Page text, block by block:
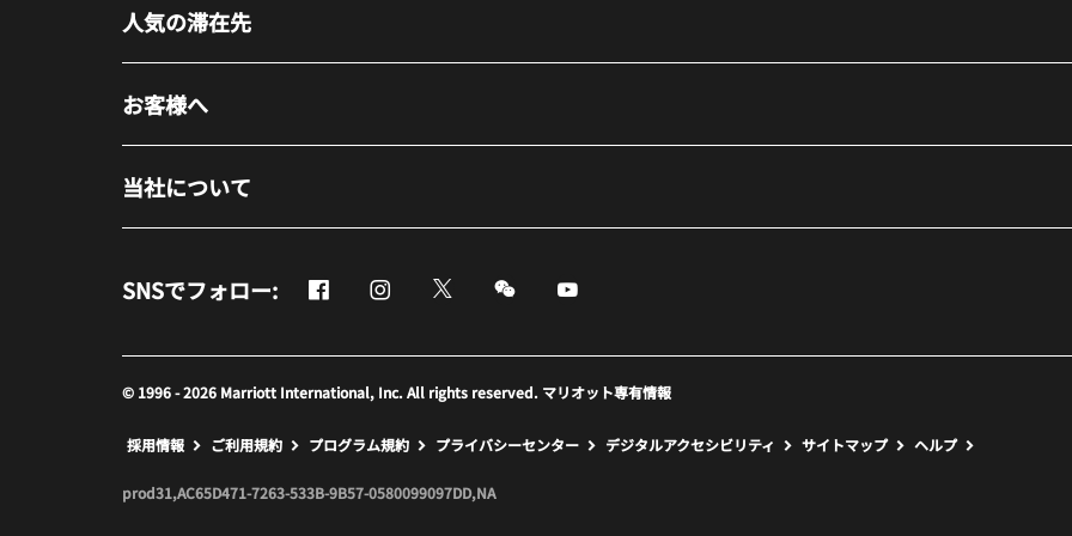
人気の滞在先
お客様へ
当社について
SNSでフォロー: Facebook
新しいウィンドウで開く
Instagram
新しいウィンドウで開く
Twitter
新しいウィンドウで開く
Messenger
新しいウィンドウで開く
新しいウィンドウで開く
© 1996 - 2026 Marriott International, Inc. All rights reserved. マリオット専有情報
採用情報 新しいウィンドウで開く
ご利用規約 プログラム規約 プライバシーセンター デジタルアクセシビリティ サイトマップ ヘルプ
prod31,AC65D471-7263-533B-9B57-0580099097DD,NA